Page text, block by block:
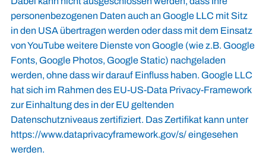
personenbezogenen Daten auch an Google LLC mit Sitz
in den USA übertragen werden oder dass mit dem Einsatz
von YouTube weitere Dienste von Google (wie z.B. Google
Fonts, Google Photos, Google Static) nachgeladen
werden, ohne dass wir darauf Einfluss haben. Google LLC
hat sich im Rahmen des EU-US-Data Privacy-Framework
zur Einhaltung des in der EU geltenden
Datenschutzniveaus zertifiziert. Das Zertifikat kann unter
https://www.dataprivacyframework.gov/s/eingesehen
werden.